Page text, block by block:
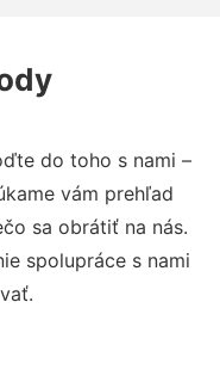
do toho s nami –
vám prehľad
sa obrátiť na nás.
spolupráce s nami